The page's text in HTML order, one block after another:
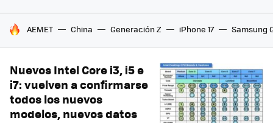
HOY SE HABLA DE
AEMET China Generación Z iPhone 17 Samsung
Nuevos Intel Core i3, i5 e
i7: vuelven a confirmarse
todos los nuevos
modelos, nuevos datos